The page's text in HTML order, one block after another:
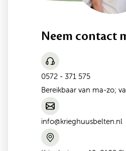
Neem contact
0572 - 371 575
Bereikbaar van ma-zo;
info@krieghuusbelten.nl